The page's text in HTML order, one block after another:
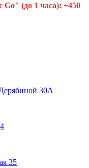
(до 1 часа): +450
30А
35